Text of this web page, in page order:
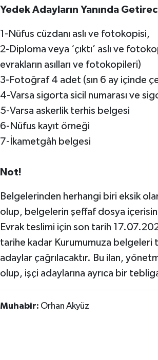
Yedek Adayların Yanında
1-Nüfus cüzdanı aslı ve fotokopisi,
2-Diploma veya ‘çıktı’ aslı ve
evrakların asılları ve fotokopileri)
3-Fotoğraf 4 adet (sın 6 ay içinde
4-Varsa sigorta sicil numarası ve
5-Varsa askerlik terhis belgesi
6-Nüfus kayıt örneği
7-İkametgâh belgesi
Not!
Belgelerinden herhangi biri eksik
olup, belgelerin şeffaf dosya
Evrak teslimi için son tarih
tarihe kadar Kurumumuza belgeleri
adaylar çağrılacaktır. Bu ilan,
olup, işçi adaylarına ayrıca bir
Muhabir: Orhan Akyüz